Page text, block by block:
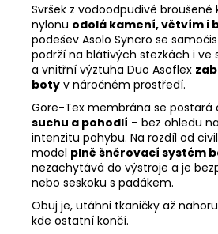
Svršek z vodoodpudivé broušené
nylonu odolá kamení, větvím i
podešev Asolo Syncro se
podrží na blátivých stezkách i ve
a vnitřní výztuha Duo Asoflex
boty v náročném prostředí.
Gore-Tex membrána se postará
suchu a pohodlí – bez ohledu
intenzitu pohybu. Na rozdíl od
model plně šněrovací systém
nezachytává do výstroje a je
nebo seskoku s padákem.
Obuj je, utáhni tkaničky až
kde ostatní končí.